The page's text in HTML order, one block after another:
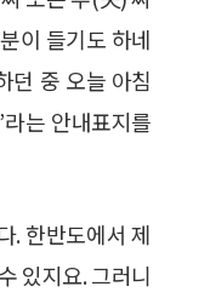
이 들기도 하네
던 중 오늘 아침
는 안내표지를
. 한반도에서 제
있지요. 그러니